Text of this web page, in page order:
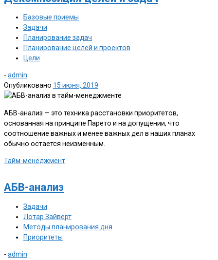
Базовые приемы
Задачи
Планирование задач
Планирование целей и проектов
Цели
- admin
Опубликовано 15 июня, 2019
АБВ-анализ — это техника расстановки приоритетов,
основанная на принципе Парето и на допущении, что
соотношение важных и менее важных дел в наших планах
обычно остается неизменным.
Тайм-менеджмент
АБВ-анализ
Задачи
Лотар Зайверт
Методы планирования дня
Приоритеты
- admin